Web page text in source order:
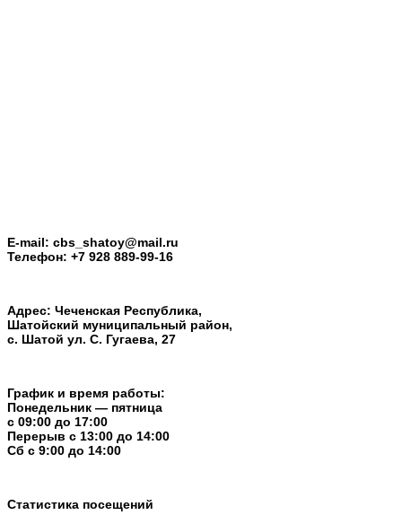
E-mail: cbs_shatoy@mail.ru
Телефон: +7 928 889-99-16
Адрес: Чеченская Республика,
Шатойский муниципальный район,
с. Шатой ул. С. Гугаева, 27
График и время работы:
Понедельник — пятница
с 09:00 до 17:00
Перерыв c 13:00 до 14:00
Cб с 9:00 до 14:00
Статистика посещений